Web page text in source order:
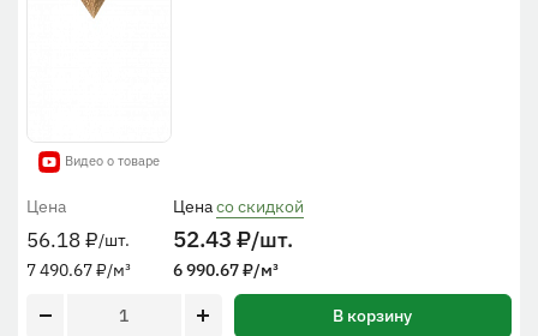
Видео о товаре
Цена
56.18₽/шт.
7 490.67₽/м³
Ценасо скидкой
52.43 ₽/шт.
6 990.67₽/м³
В корзину